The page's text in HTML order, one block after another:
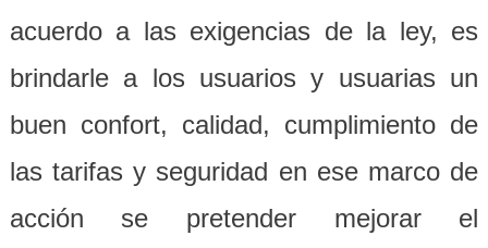
acuerdo a las exigencias de la ley, es
brindarle a los usuarios y usuarias un
buen confort, calidad, cumplimiento de
las tarifas y seguridad en ese marco de
acción se pretender mejorar el